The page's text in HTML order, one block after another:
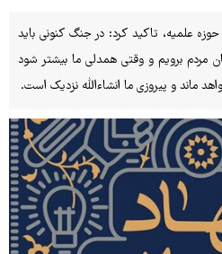
علمیه، تاکید کرد: در جنگ کنونی باید
مردم برویم و وقتی همدلی ما بیشتر شود
ماند و پیروزی ما انشاءالله نزدیک است.